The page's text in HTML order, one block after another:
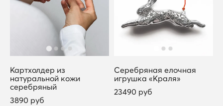
Картхолдер из
натуральной кожи
серебряный
3890 руб
Серебряная елочная
игрушка «Краля»
23490 руб